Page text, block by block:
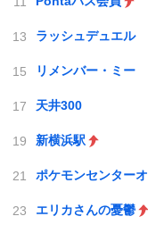
ラッシュデュエル
リメンバー・ミー
天井300
新横浜駅
エリカさんの憂鬱